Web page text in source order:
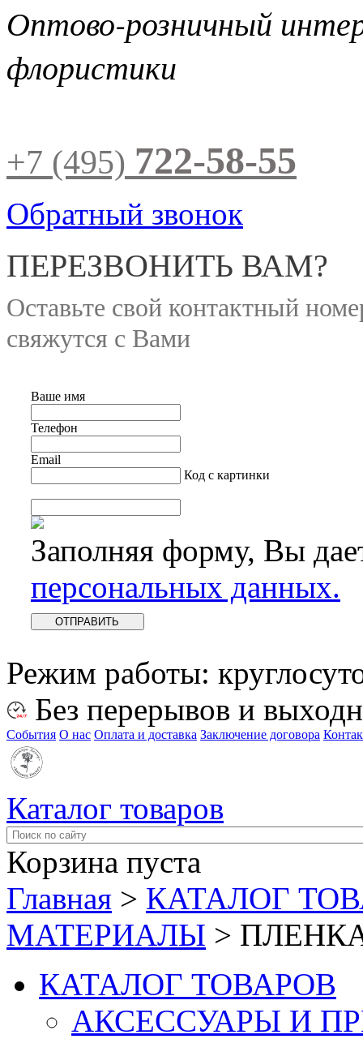
Оптово-розничный
флористики
+7 (495) 722-58-55
Обратный звонок
ПЕРЕЗВОНИТЬ ВАМ?
Оставьте свой контактный
свяжутся с Вами
Ваше имя
Телефон
Email
Код с картинки
Заполняя форму, Вы
персональных данных.
Режим работы:
Без перерывов и
События О нас Оплата и доставка Заключение договора
Каталог товаров
Корзина пуста
Главная > КАТАЛОГ
МАТЕРИАЛЫ >
КАТАЛОГ ТОВАРОВ
АКСЕССУАРЫ И